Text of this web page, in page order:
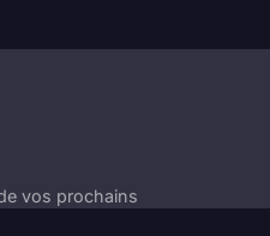
vos prochains